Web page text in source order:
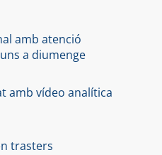
amb atenció
a diumenge
amb vídeo analítica
trasters